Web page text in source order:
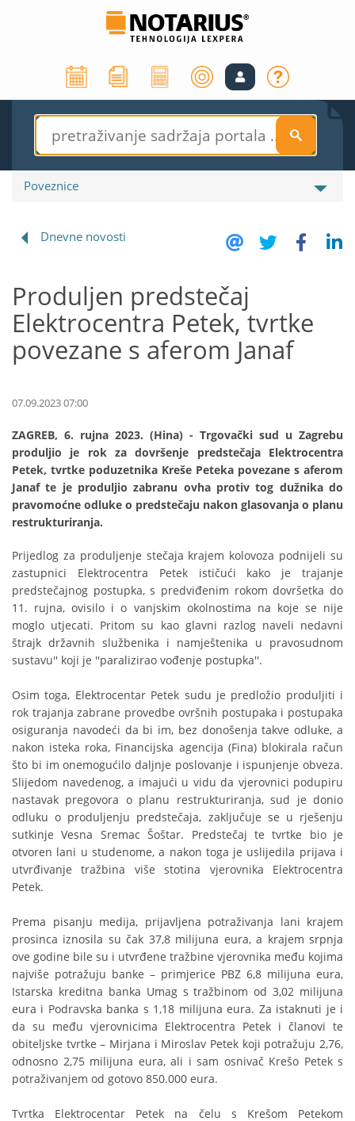
S
Poveznice
Dnevne novosti
Produljen predstečaj
Elektrocentra Petek, tvrtke
povezane s aferom Janaf
07.09.2023 07:00
ZAGREB, 6. rujna 2023. (Hina) - Trgovački sud u Zagrebu
produljio je rok za dovršenje predstečaja Elektrocentra
Petek, tvrtke poduzetnika Kreše Peteka povezane s aferom
Janaf te je produljio zabranu ovha protiv tog dužnika do
pravomoćne odluke o predstečaju nakon glasovanja o planu
restrukturiranja.
Prijedlog za produljenje stečaja krajem kolovoza podnijeli su
zastupnici Elektrocentra Petek ističući kako je trajanje
predstečajnog postupka, s predviđenim rokom dovršetka do
11. rujna, ovisilo i o vanjskim okolnostima na koje se nije
moglo utjecati. Pritom su kao glavni razlog naveli nedavni
štrajk državnih službenika i namještenika u pravosudnom
sustavu'' koji je ''paralizirao vođenje postupka''.
Osim toga, Elektrocentar Petek sudu je predložio produljiti i
rok trajanja zabrane provedbe ovršnih postupaka i postupaka
osiguranja navodeći da bi im, bez donošenja takve odluke, a
nakon isteka roka, Financijska agencija (Fina) blokirala račun
što bi im onemogućilo daljnje poslovanje i ispunjenje obveza.
Slijedom navedenog, a imajući u vidu da vjerovnici podupiru
nastavak pregovora o planu restrukturiranja, sud je donio
odluku o produljenju predstečaja, zaključuje se u rješenju
sutkinje Vesna Sremac Šoštar. Predstečaj te tvrtke bio je
otvoren lani u studenome, a nakon toga je uslijedila prijava i
utvrđivanje tražbina više stotina vjerovnika Elektrocentra
Petek.
Prema pisanju medija, prijavljena potraživanja lani krajem
prosinca iznosila su čak 37,8 milijuna eura, a krajem srpnja
ove godine bile su i utvrđene tražbine vjerovnika među kojima
najviše potražuju banke – primjerice PBZ 6,8 milijuna eura,
Istarska kreditna banka Umag s tražbinom od 3,02 milijuna
eura i Podravska banka s 1,18 milijuna eura. Za istaknuti je i
da su među vjerovnicima Elektrocentra Petek i članovi te
obiteljske tvrtke – Mirjana i Miroslav Petek koji potražuju 2,76,
odnosno 2,75 milijuna eura, ali i sam osnivač Krešo Petek s
potraživanjem od gotovo 850.000 eura.
Tvrtka Elektrocentar Petek na čelu s Krešom Petekom